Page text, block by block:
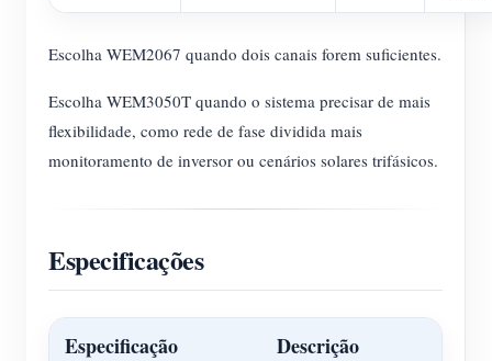
Escolha WEM2067 quando dois canais forem suficientes.
Escolha WEM3050T quando o sistema precisar de mais
flexibilidade, como rede de fase dividida mais
monitoramento de inversor ou cenários solares trifásicos.
Especificações
Especificação Descrição